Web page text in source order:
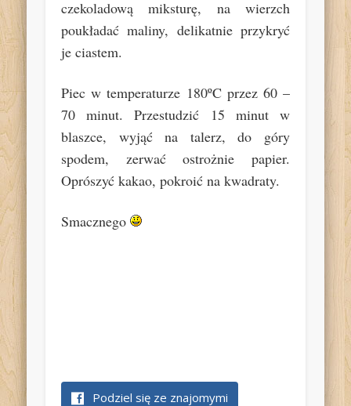
czekoladową miksturę, na wierzch
poukładać maliny, delikatnie przykryć
je ciastem.
Piec w temperaturze 180ºC przez 60 –
70 minut. Przestudzić 15 minut w
blaszce, wyjąć na talerz, do góry
spodem, zerwać ostrożnie papier.
Oprószyć kakao, pokroić na kwadraty.
Smacznego
Podziel się ze znajomymi